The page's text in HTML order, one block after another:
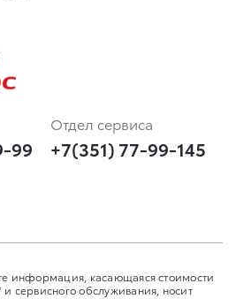
99
Отдел сервиса
+7(351) 77-99-145
информация, касающаяся стоимости
сервисного обслуживания, носит